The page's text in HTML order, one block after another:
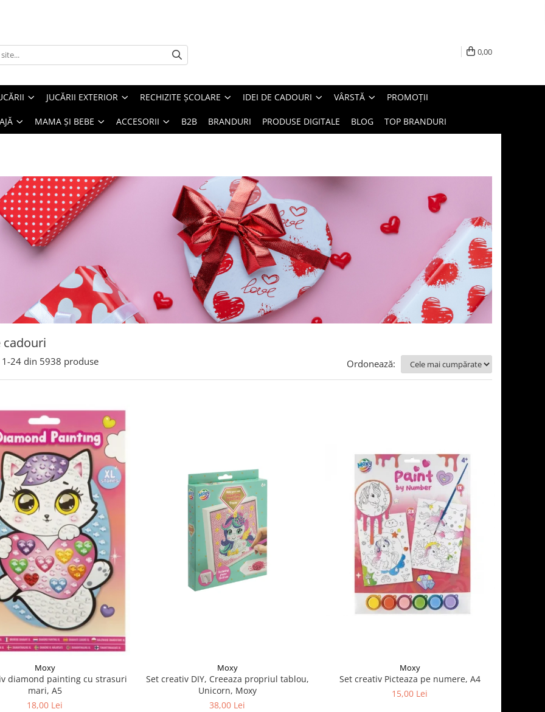
0,00
JUCĂRII EXTERIOR RECHIZITE ȘCOLARE IDEI DE CADOURI VÂRSTĂ PROMOȚII
MAMA ȘI BEBE ACCESORII B2B BRANDURI PRODUSE DIGITALE BLOG TOP BRANDURI
cadouri
1-24 din 5938 produse Ordonează:
Moxy
diamond painting cu strasuri
mari, A5
18,00 Lei
Moxy
Set creativ DIY, Creeaza propriul tablou,
Unicorn, Moxy
38,00 Lei
Moxy
Set creativ Picteaza pe numere, A4
15,00 Lei